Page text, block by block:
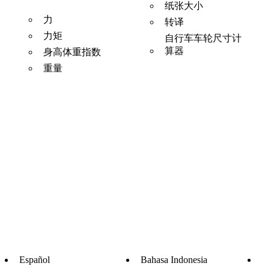
力
力矩
身高体重指数
重量
纸张大小
转译
自行车车轮尺寸计
算器
Español
Bahasa Indonesia